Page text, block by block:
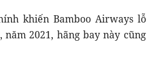
khiến Bamboo Airways lỗ
năm 2021, hãng bay này cũng